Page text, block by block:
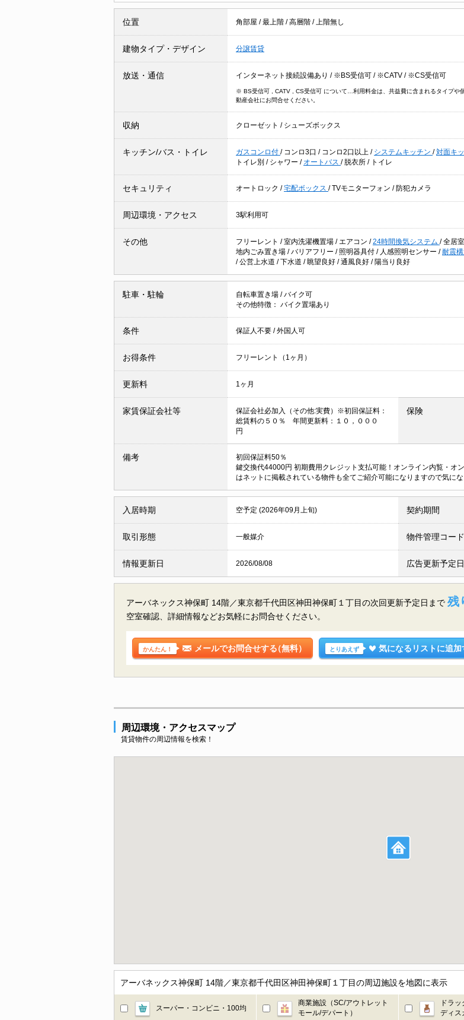
位置 角部屋 /最上階 /高層階 / 上階無し
建物タイプ・デザイン 分譲賃貸
放送・通信 インターネット接続設備あり / ※BS受信可 / ※CATV / ※CS受信可
※ BS受信可 , CATV , CS受信可 について…利用料金は、共益費に含まれるタイプや
動産会社にお問合せください。
収納 クローゼット / シューズボックス
キッチン/バス・トイレ ガスコンロ付 / コンロ3口 / コンロ2口以上 / システムキッチン /対面キ
トイレ別 / シャワー / オートバス / 脱衣所 / トイレ
セキュリティ オートロック /宅配ボックス /TVモニターフォン / 防犯カメラ
周辺環境・アクセス 3駅利用可
その他 フリーレント /室内洗濯機置場 / エアコン /24時間換気システム /全居
地内ごみ置き場 /バリアフリー / 照明器具付 / 人感照明センサー /耐震構
/公営上水道 /下水道 / 眺望良好 /通風良好 / 陽当り良好
駐車・駐輪 自転車置き場 /バイク可
その他特徴： バイク置場あり
条件 保証人不要 /外国人可
お得条件 フリーレント（1ヶ月）
更新料 1ヶ月
家賃保証会社等
保証会社必加入（その他:実費）※初回保証料：
総賃料の５０％ 年間更新料：１０，０００
円
保険
備考
初回保証料50％
鍵交換代44000円 初期費用クレジット支払可能！オンライン内覧・オ
はネットに掲載されている物件も全てご紹介可能になりますので気に
入居時期 空予定 (2026年09月上旬) 契約期間
取引形態 一般媒介 物件管理コード
情報更新日 2026/08/08 広告更新予定日
アーバネックス神保町 14階／東京都千代田区神田神保町１丁目の次回更新予定日まで 残
空室確認、詳細情報などお気軽にお問合せください。
かんたん！ メールでお問合せする（無料） とりあえず 気になるリストに追加
周辺環境・アクセスマップ
賃貸物件の周辺情報を検索！
アーバネックス神保町 14階／東京都千代田区神田神保町１丁目の周辺施設を地図に表示
スーパー・コンビニ・100均
商業施設（SC/アウトレット
モール/デパート）
ドラ
ディス